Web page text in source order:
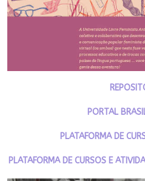
PORTAL
PLATAFORMA DE
PLATAFORMA DE CURSOS E